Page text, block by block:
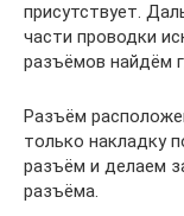
присутствует.
части проводки
разъёмов найдём
Разъём
только накладку
разъём и делаем
разъёма.